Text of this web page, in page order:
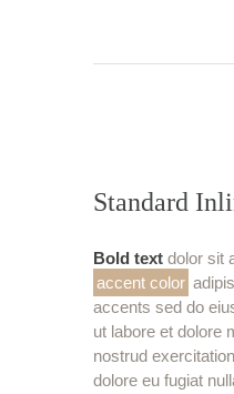
Standard
Bold text dolor sit
accent color
accents sed do
ut labore et dolore
nostrud
dolore eu fugiat